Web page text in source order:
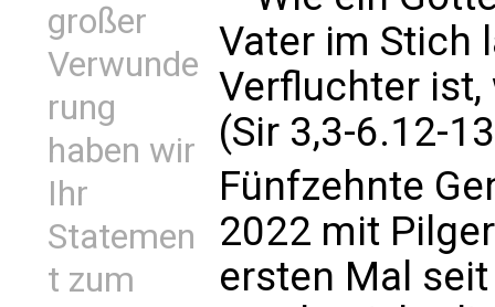
großer
Verwunde
rung
haben wir
Ihr
Statemen
t zum
Vater im Stich
Verfluchter ist,
(Sir 3,3-6.12-
Fünfzehnte
2022 mit
ersten Mal